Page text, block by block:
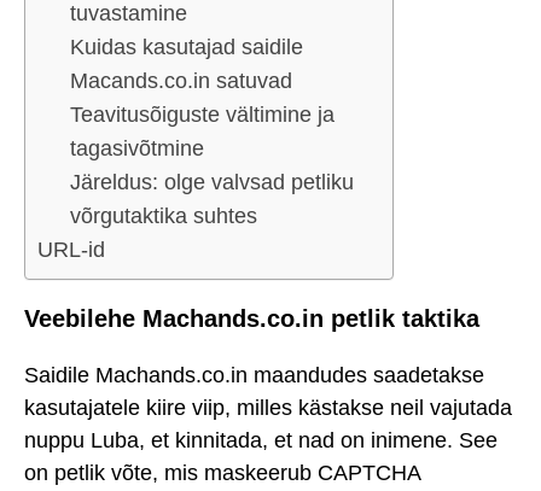
tuvastamine
Kuidas kasutajad saidile
Macands.co.in satuvad
Teavitusõiguste vältimine ja
tagasivõtmine
Järeldus: olge valvsad petliku
võrgutaktika suhtes
URL-id
Veebilehe Machands.co.in petlik taktika
Saidile Machands.co.in maandudes saadetakse
kasutajatele kiire viip, milles kästakse neil vajutada
nuppu Luba, et kinnitada, et nad on inimene. See
on petlik võte, mis maskeerub CAPTCHA